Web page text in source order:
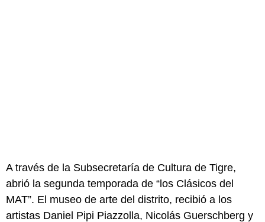
A través de la Subsecretaría de Cultura de Tigre,
abrió la segunda temporada de “los Clásicos del
MAT”. El museo de arte del distrito, recibió a los
artistas Daniel Pipi Piazzolla, Nicolás Guerschberg y